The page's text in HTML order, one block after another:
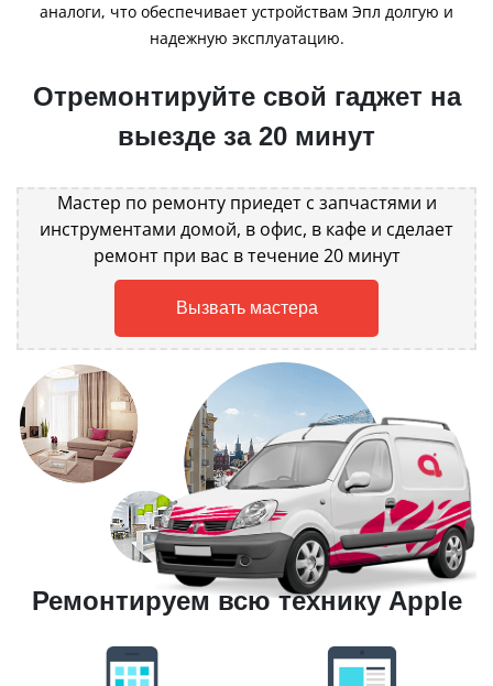
аналоги, что обеспечивает устройствам Эпл долгую и
надежную эксплуатацию.
Отремонтируйте свой гаджет на
выезде за 20 минут
Мастер по ремонту приедет с запчастями и
инструментами домой, в офис, в кафе и сделает
ремонт при вас в течение 20 минут
Вызвать мастера
Ремонтируем всю технику Apple